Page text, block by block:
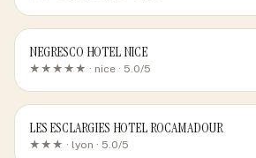
NEGRESCO HOTEL NICE
★★★★★ · nice · 5.0/5
LES ESCLARGIES HOTEL ROCAMADOUR
★★★ · lyon · 5.0/5